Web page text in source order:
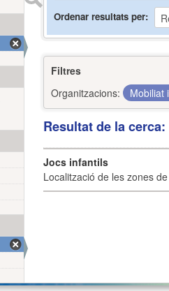
Ordenar resultats per
Filtres
Organitzacions:
Mobiliat
Resultat de la
Jocs infantils
Localització de les zones